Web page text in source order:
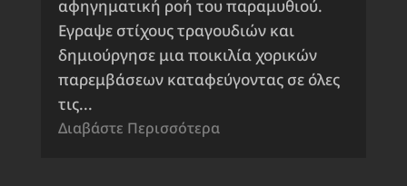
αφηγηματική ροή του παραμυθιού.
Εγραψε στίχους τραγουδιών και
δημιούργησε μια ποικιλία χορικών
παρεμβάσεων καταφεύγοντας σε όλες
τις...
Διαβάστε Περισσότερα